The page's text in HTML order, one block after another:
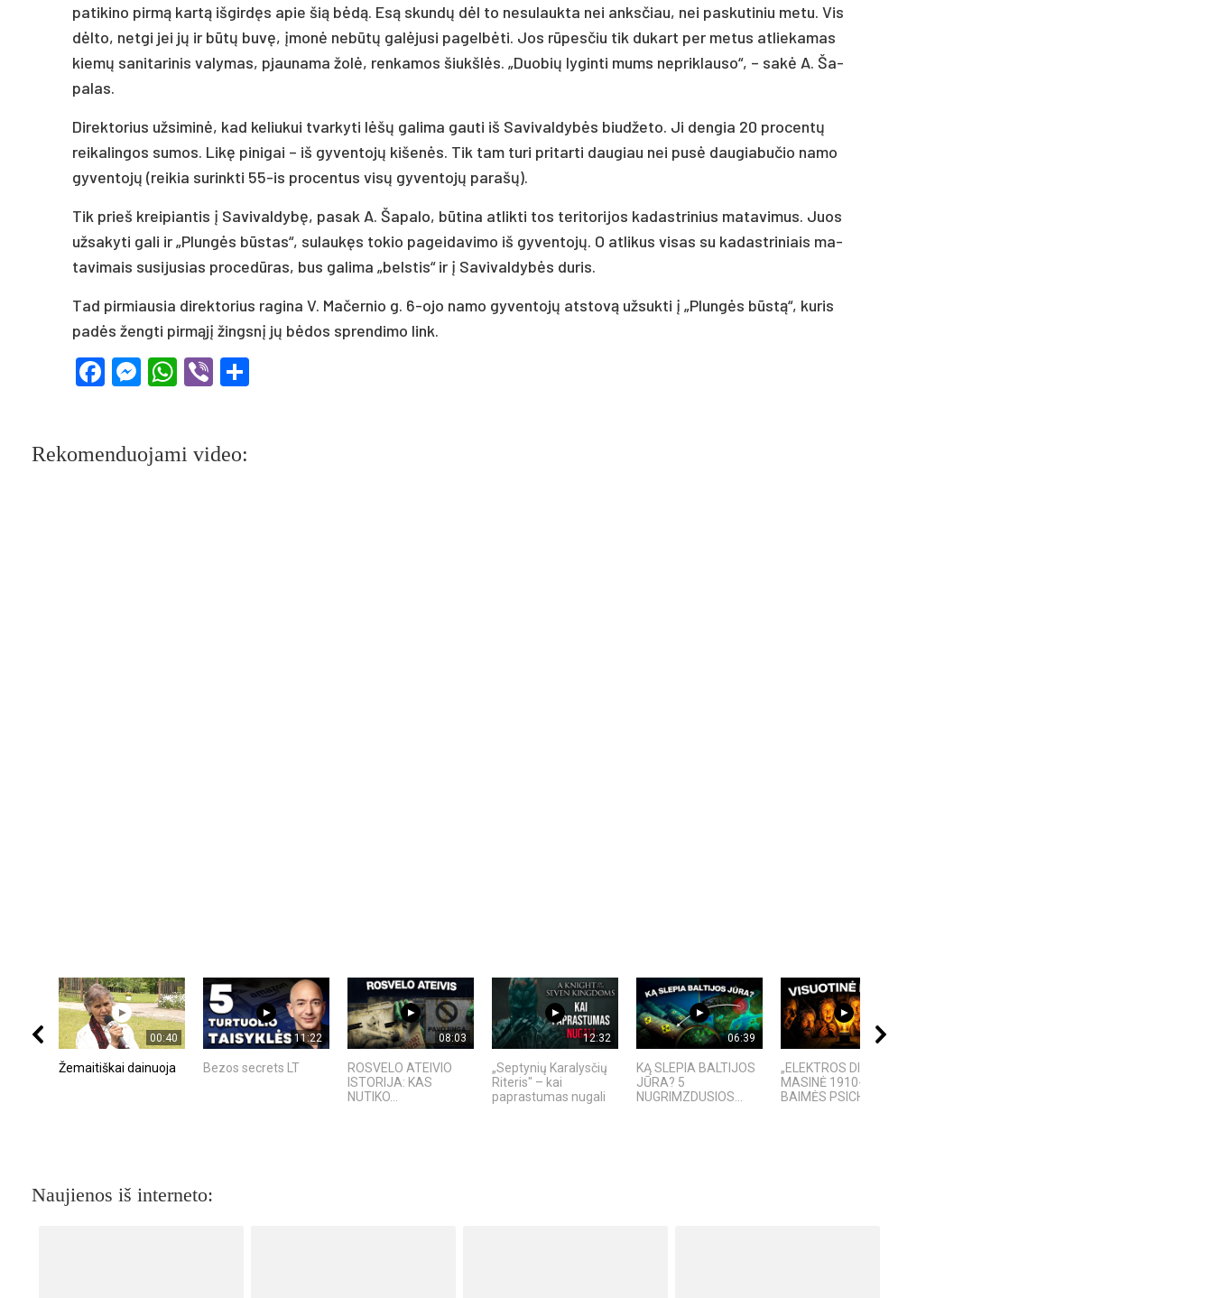
pa­ti­ki­no pirmą kartą iš­girdęs apie šią bėdą. Esą skundų dėl to ne­su­lauk­ta nei anks­čiau, nei pa­sku­ti­niu me­tu. Vis
dėlto, ne­tgi jei jų ir būtų buvę, įmonė ne­būtų galė­ju­si pa­gelbė­ti. Jos rūpes­čiu tik du­kart per me­tus at­lie­ka­mas
kiemų sa­ni­ta­ri­nis va­ly­mas, pjau­na­ma žolė, ren­ka­mos šiukšlės. „Duo­bių ly­gin­ti mums ne­prik­lau­so“, – sakė A. Ša­
pa­las.
Di­rek­to­rius už­si­minė, kad ke­liu­kui tvar­ky­ti lėšų ga­li­ma gau­ti iš Sa­vi­val­dybės biud­že­to. Ji den­gia 20 pro­centų
rei­ka­lin­gos su­mos. Likę pi­ni­gai – iš gy­ven­tojų ki­šenės. Tik tam tu­ri pri­tar­ti dau­giau nei pusė dau­gia­bu­čio na­mo
gy­ven­tojų (rei­kia su­rink­ti 55-is pro­cen­tus visų gy­ven­tojų pa­rašų).
Tik prie­š krei­pian­tis į Sa­vi­val­dybę, pa­sak A. Ša­pa­lo, būti­na at­lik­ti tos te­ri­to­ri­jos ka­dast­ri­nius ma­ta­vi­mus. Juos
už­sa­ky­ti ga­li ir „Plungės būstas“, su­laukęs to­kio pa­gei­da­vi­mo iš gy­ven­tojų. O at­li­kus vi­sas su ka­dast­ri­niais ma­
ta­vi­mais su­si­ju­sias pro­cedū­ras, bus ga­li­ma „bels­tis“ ir į Sa­vi­val­dybės du­ris.
Tad pir­miau­sia di­rek­to­rius ra­gi­na V. Ma­čer­nio g. 6-ojo na­mo gy­ven­tojų at­stovą už­suk­ti į „Plungės būstą“, ku­ris
pa­dės ženg­ti pirmąjį žingsnį jų bėdos spren­di­mo link.
Facebook
Messenger
WhatsApp
Viber
Rekomenduojami video:
00:40
Žemaitiškai dainuoja
11:22
Bezos secrets LT
08:03
ROSVELO ATEIVIO
ISTORIJA: KAS
NUTIKO...
12:32
„Septynių Karalysčių
Riteris" – kai
paprastumas nugali
06:39
KĄ SLEPIA BALTIJOS
JŪRA? 5
NUGRIMZDUSIOS...
04:06
„ELEKTROS DIETA“:
MASINĖ 1910-ŲJŲ
BAIMĖS PSICHOZĖ
Naujienos iš interneto: